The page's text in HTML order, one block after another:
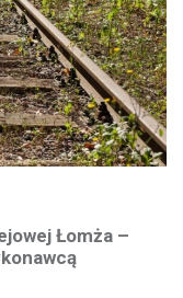
Łomża –